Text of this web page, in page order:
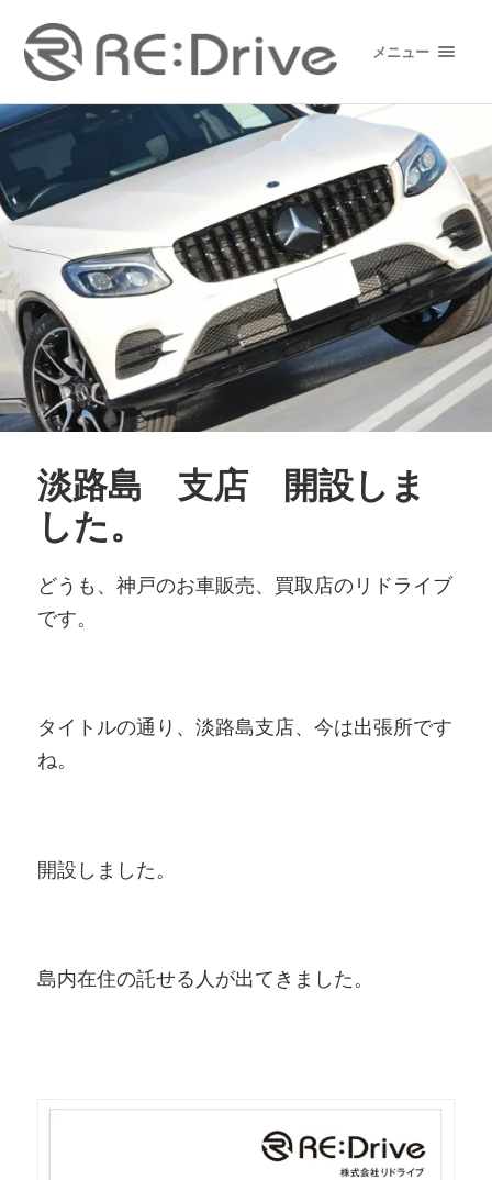
メニュー
淡路島 支店 開設しま
した。
どうも、神戸のお車販売、買取店のリドライブ
です。
タイトルの通り、淡路島支店、今は出張所です
ね。
開設しました。
島内在住の託せる人が出てきました。